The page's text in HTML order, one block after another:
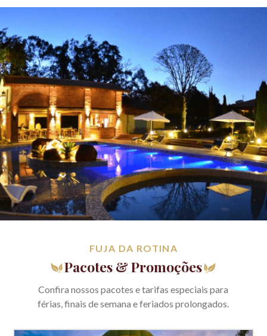
FUJA DA ROTINA
Pacotes & Promoções
Confira nossos pacotes e tarifas especiais para
férias, finais de semana e feriados prolongados.